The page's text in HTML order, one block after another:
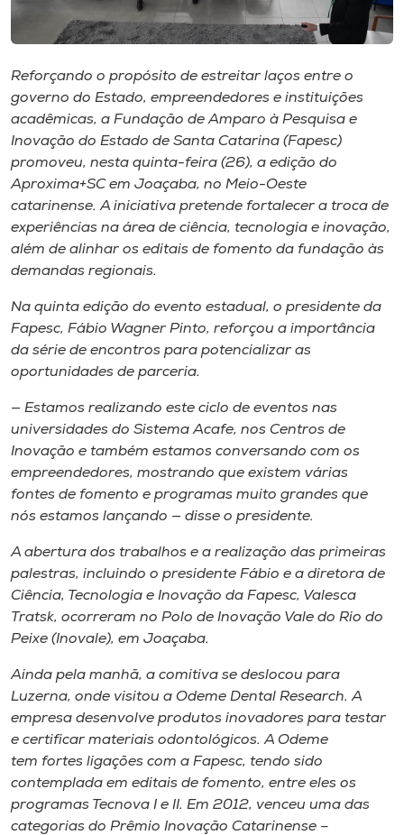
CPA
Biblioteca
Editora
Rádio
Museu
Unoesc
Store
Selecione
o idioma
A+
Reforçando o propósito de estreitar laços entre o
governo do Estado, empreendedores e instituições
acadêmicas, a Fundação de Amparo à Pesquisa e
Inovação do Estado de Santa Catarina (Fapesc)
promoveu, nesta quinta-feira (26), a edição do
Aproxima+SC em Joaçaba, no Meio-Oeste
catarinense. A iniciativa pretende fortalecer a troca de
experiências na área de ciência, tecnologia e inovação,
além de alinhar os editais de fomento da fundação às
demandas regionais.
Na quinta edição do evento estadual, o presidente da
Fapesc, Fábio Wagner Pinto, reforçou a importância
da série de encontros para potencializar as
oportunidades de parceria.
— Estamos realizando este ciclo de eventos nas
universidades do Sistema Acafe, nos Centros de
Inovação e também estamos conversando com os
empreendedores, mostrando que existem várias
fontes de fomento e programas muito grandes que
nós estamos lançando — disse o presidente.
A abertura dos trabalhos e a realização das primeiras
palestras, incluindo o presidente Fábio e a diretora de
Ciência, Tecnologia e Inovação da Fapesc, Valesca
Tratsk, ocorreram no Polo de Inovação Vale do Rio do
Peixe (Inovale), em Joaçaba.
Ainda pela manhã, a comitiva se deslocou para
Luzerna, onde visitou a Odeme Dental Research. A
empresa desenvolve produtos inovadores para testar
e certificar materiais odontológicos. A Odeme
tem fortes ligações com a Fapesc, tendo sido
contemplada em editais de fomento, entre eles os
programas Tecnova I e II. Em 2012, venceu uma das
categorias do Prêmio Inovação Catarinense –